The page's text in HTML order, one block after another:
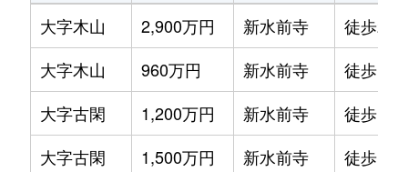
大字木山
2,900万円 新水前寺
徒歩2時
大字木山
960万円 新水前寺
徒歩1時
大字古閑
1,200万円 新水前寺
徒歩1時
大字古閑
1,500万円 新水前寺
徒歩1時